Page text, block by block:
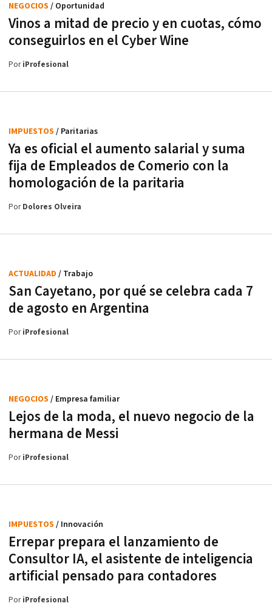
Vinos a mitad de precio y en cuotas, cómo
conseguirlos en el Cyber Wine
NEGOCIOS / Oportunidad
PoriProfesional
Ya es oficial el aumento salarial y suma
fija de Empleados de Comerio con la
homologación de la paritaria
IMPUESTOS / Paritarias
PorDolores Olveira
San Cayetano, por qué se celebra cada 7
de agosto en Argentina
ACTUALIDAD / Trabajo
PoriProfesional
Lejos de la moda, el nuevo negocio de la
hermana de Messi
NEGOCIOS / Empresa familiar
PoriProfesional
Errepar prepara el lanzamiento de
Consultor IA, el asistente de inteligencia
artificial pensado para contadores
IMPUESTOS / Innovación
PoriProfesional